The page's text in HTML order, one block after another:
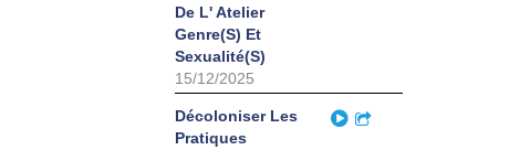
De L' Atelier
Genre(S) Et
Sexualité(S)
15/12/2025
Décoloniser Les
Pratiques
Play